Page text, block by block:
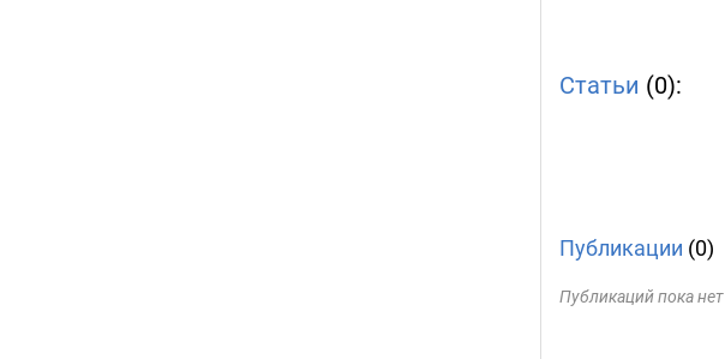
Статьи (0):
Публикации (0)
Публикаций пока нет